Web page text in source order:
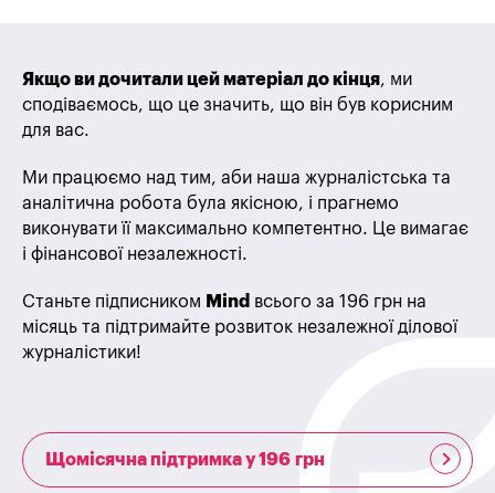
Якщо ви дочитали цей матеріал до кінця, ми
сподіваємось, що це значить, що він був корисним
для вас.
Ми працюємо над тим, аби наша журналістська та
аналітична робота була якісною, і прагнемо
виконувати її максимально компетентно. Це вимагає
і фінансової незалежності.
Станьте підписником Mind всього за 196 грн на
місяць та підтримайте розвиток незалежної ділової
журналістики!
Щомісячна підтримка у 196 грн